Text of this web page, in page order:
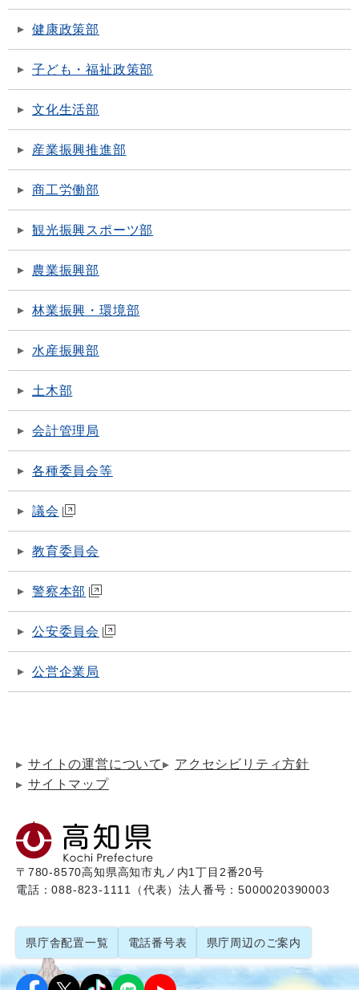
健康政策部
子ども・福祉政策部
文化生活部
産業振興推進部
商工労働部
観光振興スポーツ部
農業振興部
林業振興・環境部
水産振興部
土木部
会計管理局
各種委員会等
議会
教育委員会
警察本部
公安委員会
公営企業局
サイトの運営について
アクセシビリティ方針
サイトマップ
〒780-8570高知県高知市丸ノ内1丁目2番20号
電話：088-823-1111（代表）法人番号：5000020390003
県庁舎配置一覧 電話番号表 県庁周辺のご案内